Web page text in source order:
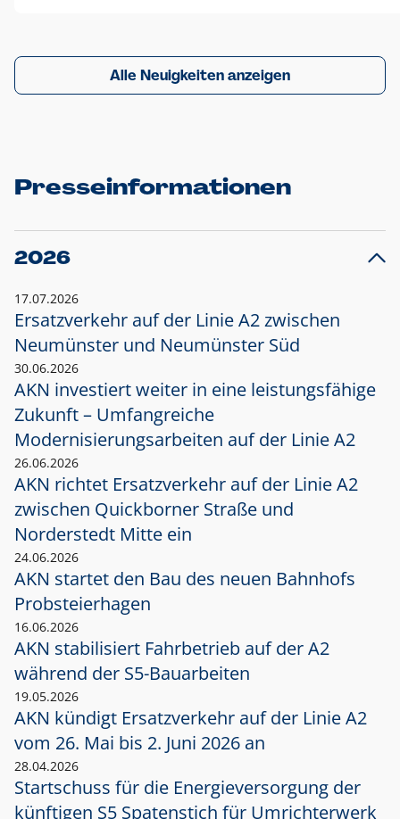
Alle Neuigkeiten anzeigen
Presseinformationen
2026
17.07.2026
Ersatzverkehr auf der Linie A2 zwischen
Neumünster und Neumünster Süd
30.06.2026
AKN investiert weiter in eine leistungsfähige
Zukunft – Umfangreiche
Modernisierungsarbeiten auf der Linie A2
26.06.2026
AKN richtet Ersatzverkehr auf der Linie A2
zwischen Quickborner Straße und
Norderstedt Mitte ein
24.06.2026
AKN startet den Bau des neuen Bahnhofs
Probsteierhagen
16.06.2026
AKN stabilisiert Fahrbetrieb auf der A2
während der S5-Bauarbeiten
19.05.2026
AKN kündigt Ersatzverkehr auf der Linie A2
vom 26. Mai bis 2. Juni 2026 an
28.04.2026
Startschuss für die Energieversorgung der
künftigen S5 Spatenstich für Umrichterwerk